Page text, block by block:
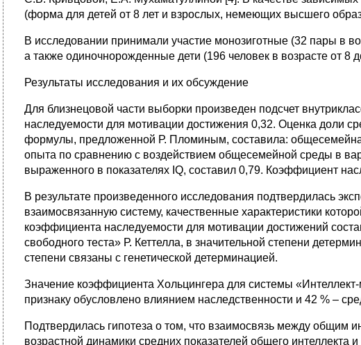
(форма для детей от 8 лет и взрослых, немеющих высшего
В исследовании принимали участие монозиготные (32 пары в
а также одиночнорожденные дети (196 человек в возрасте от 8
Результаты исследования и их обсуждение
Для близнецовой части выборки произведен подсчет
наследуемости для мотивации достижения 0,32. Оценка доли
формулы, предложенной Р. Пломиным, составила:
опыта по сравнению с воздействием общесемейной среды в
выраженного в показателях IQ, составил 0,79. Коэффициент
В результате произведенного исследования подтвердилась
взаимосвязанную систему, качественные характеристики
коэффициента наследуемости для мотивации достижений
свободного теста» Р. Кеттелла, в значительной степени
степени связаны с генетической детерминацией.
Значение коэффициента Хольцингера для системы
признаку обусловлено влиянием наследственности и 42 % –
Подтвердилась гипотеза о том, что взаимосвязь между общим
возрастной динамики средних показателей общего интеллекта